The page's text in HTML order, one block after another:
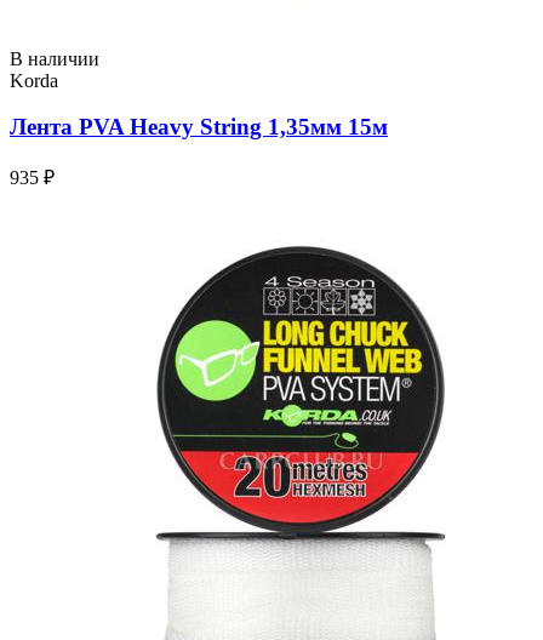
В наличии
Korda
Лента PVA Heavy String 1,35мм 15м
935 ₽